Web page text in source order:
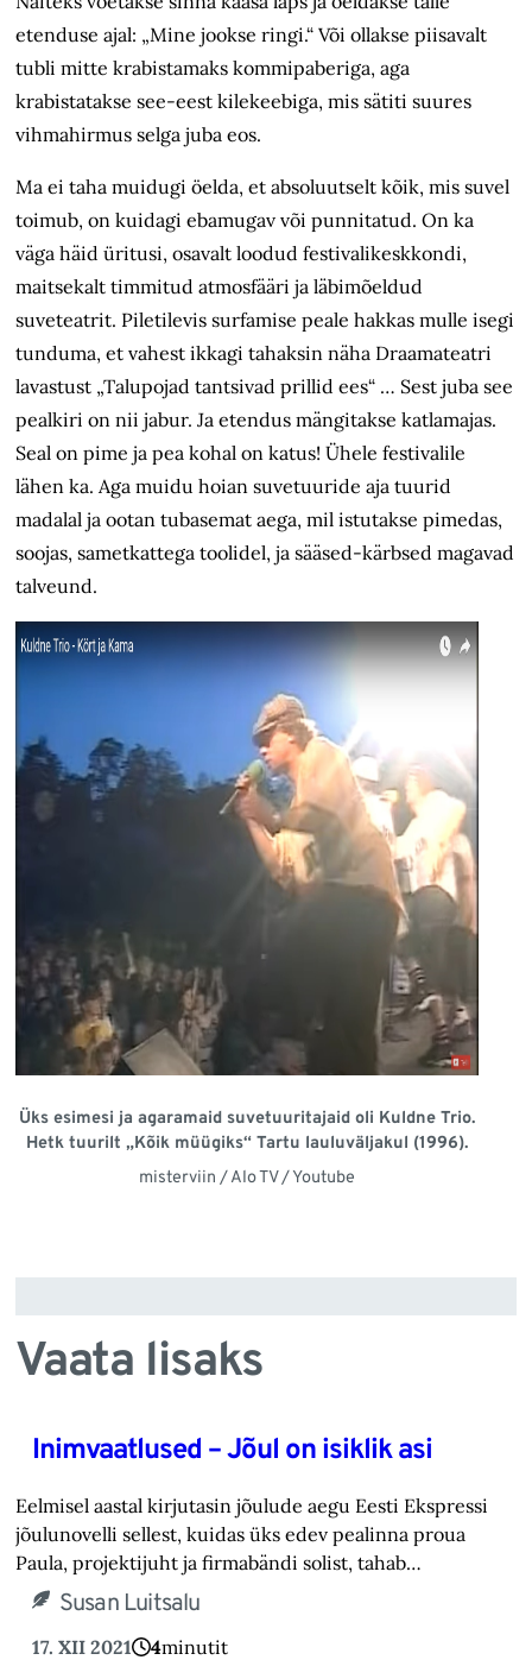
etenduse ajal: „Mine jookse ringi.“ Või ollakse piisavalt
tubli mitte krabistamaks kommi­paberiga, aga
krabistatakse see-eest kile­keebiga, mis sätiti suures
vihmahirmus selga juba eos.
Ma ei taha muidugi öelda, et absoluutselt kõik, mis suvel
toimub, on kuidagi ebamugav või punnitatud. On ka
väga häid üritusi, osavalt loodud festivalikeskkondi,
maitsekalt timmitud atmosfääri ja läbimõeldud
suveteatrit. Piletilevis surfamise peale hakkas mulle isegi
tunduma, et vahest ikkagi tahaksin näha Draamateatri
lavastust „Talupojad tantsivad prillid ees“ … Sest juba see
pealkiri on nii jabur. Ja etendus mängitakse katlamajas.
Seal on pime ja pea kohal on katus! Ühele festivalile
lähen ka. Aga muidu hoian suvetuuride aja tuurid
madalal ja ootan tubasemat aega, mil istutakse pimedas,
soojas, sametkattega toolidel, ja sääsed-kärbsed magavad
talveund.
Üks esimesi ja agaramaid suvetuuritajaid oli Kuldne Trio.
Hetk tuurilt „Kõik müügiks“ Tartu lauluväljakul (1996).
misterviin / Alo TV / Youtube
Vaata lisaks
Inimvaatlused – Jõul on isiklik asi
Eelmisel aastal kirjutasin jõulude aegu Eesti Ekspressi
jõulunovelli sellest, kuidas üks edev pealinna proua
Paula, projektijuht ja firmabändi solist, tahab…
Susan Luitsalu
17. XII 2021 4minutit